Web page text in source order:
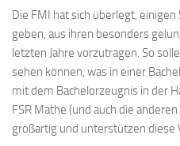
Die FMI hat sich überlegt,
geben, aus ihren besonders
letzten Jahre vorzutragen. So
sehen können, was in einer
mit dem Bachelorzeugnis in der
FSR Mathe (und auch die
großartig und unterstützen diese